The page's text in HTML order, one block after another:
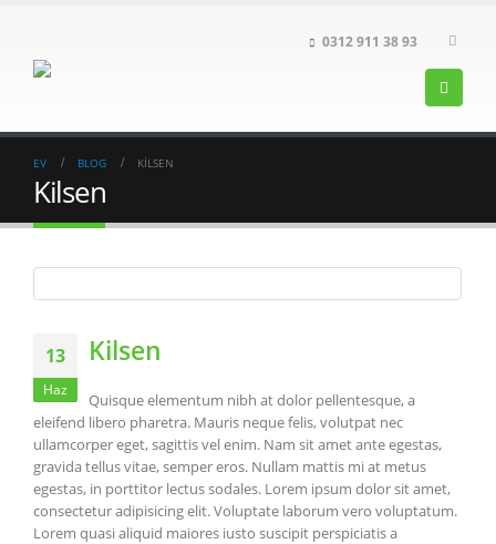
0312 911 38 93
EV BLOG KILSEN
Kilsen
13
Haz
Kilsen
Quisque elementum nibh at dolor pellentesque, a
eleifend libero pharetra. Mauris neque felis, volutpat nec
ullamcorper eget, sagittis vel enim. Nam sit amet ante egestas,
gravida tellus vitae, semper eros. Nullam mattis mi at metus
egestas, in porttitor lectus sodales. Lorem ipsum dolor sit amet,
consectetur adipisicing elit. Voluptate laborum vero voluptatum.
Lorem quasi aliquid maiores iusto suscipit perspiciatis a